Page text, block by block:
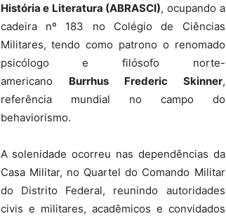
História e Literatura (ABRASCI), ocupando a
cadeira nº 183 no Colégio de Ciências
Militares, tendo como patrono o renomado
psicólogo e filósofo norte-
americano Burrhus Frederic Skinner,
referência mundial no campo do
behaviorismo.
A solenidade ocorreu nas dependências da
Casa Militar, no Quartel do Comando Militar
do Distrito Federal, reunindo autoridades
civis e militares, acadêmicos e convidados